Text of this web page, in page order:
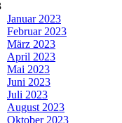
Januar 2023
Februar 2023
März 2023
April 2023
Mai 2023
Juni 2023
Juli 2023
August 2023
Oktober 2023